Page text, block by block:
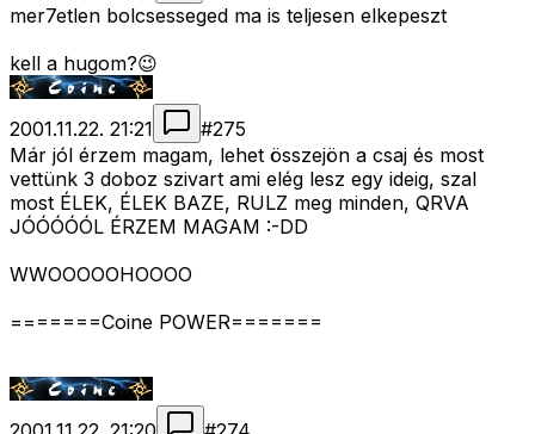
mer7etlen bolcsesseged ma is teljesen elkepeszt
kell a hugom?😉
2001.11.22. 21:21 #275
Már jól érzem magam, lehet összejön a csaj és most
vettünk 3 doboz szivart ami elég lesz egy ideig, szal
most ÉLEK, ÉLEK BAZE, RULZ meg minden, QRVA
JÓÓÓÓÓL ÉRZEM MAGAM :-DD
WWOOOOOHOOOO
=======Coine POWER=======